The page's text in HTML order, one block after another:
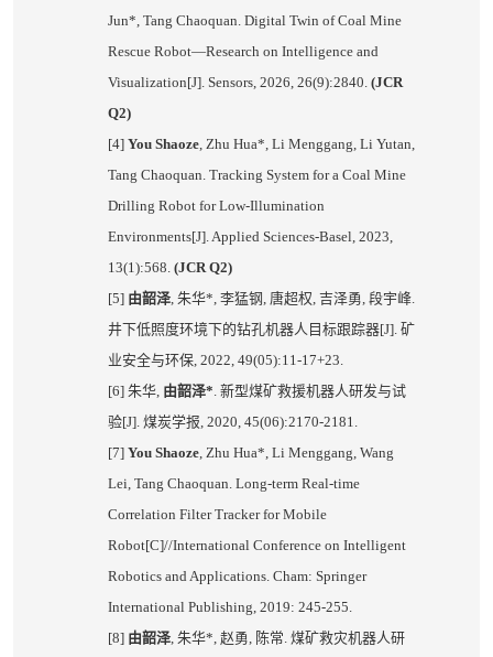
Jun*, Tang Chaoquan. Digital Twin of Coal Mine
Rescue Robot—Research on Intelligence and
Visualization[J]. Sensors, 2026, 26(9):2840. (JCR
Q2)
[4]You Shaoze, Zhu Hua*, Li Menggang, Li Yutan,
Tang Chaoquan. Tracking System for a Coal Mine
Drilling Robot for Low-Illumination
Environments[J]. Applied Sciences-Basel, 2023,
13(1):568.(JCR Q2)
[5] 由韶泽, 朱华*, 李猛钢, 唐超权, 吉泽勇, 段宇峰.
井下低照度环境下的钻孔机器人目标跟踪器[J]. 矿
业安全与环保, 2022, 49(05):11-17+23.
[6] 朱华, 由韶泽*. 新型煤矿救援机器人研发与试
验[J]. 煤炭学报, 2020, 45(06):2170-2181.
[7] You Shaoze, Zhu Hua*, Li Menggang, Wang
Lei, Tang Chaoquan. Long-term Real-time
Correlation Filter Tracker for Mobile
Robot[C]//International Conference on Intelligent
Robotics and Applications. Cham: Springer
International Publishing, 2019: 245-255.
[8] 由韶泽, 朱华*, 赵勇, 陈常. 煤矿救灾机器人研